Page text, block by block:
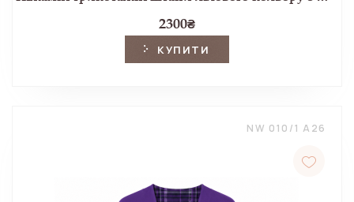
2300₴
КУПИТИ
NW 010/1 A26